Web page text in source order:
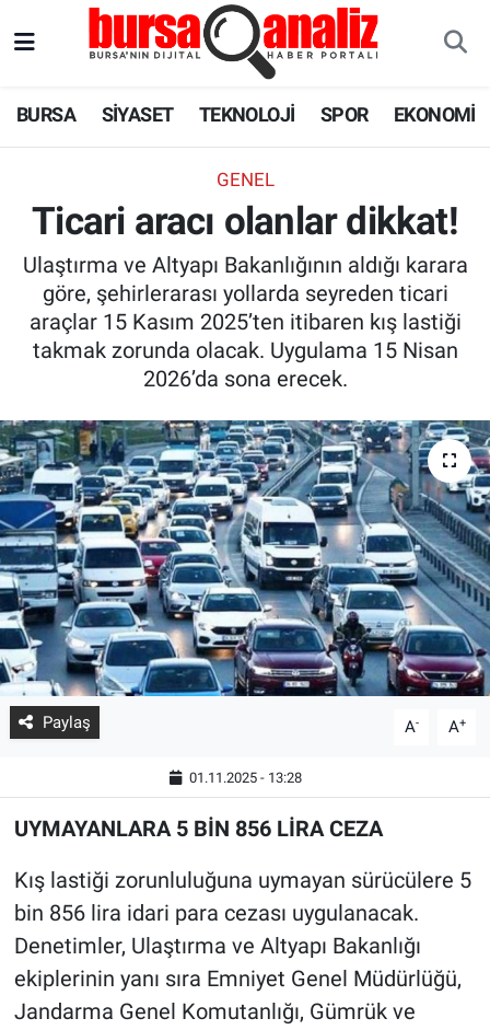
BURSA SİYASET TEKNOLOJİ SPOR EKONOMİ
GENEL
Ticari aracı olanlar dikkat!
Ulaştırma ve Altyapı Bakanlığının aldığı karara
göre, şehirlerarası yollarda seyreden ticari
araçlar 15 Kasım 2025’ten itibaren kış lastiği
takmak zorunda olacak. Uygulama 15 Nisan
2026’da sona erecek.
Paylaş A- A+
01.11.2025 - 13:28
UYMAYANLARA 5 BİN 856 LİRA CEZA
Kış lastiği zorunluluğuna uymayan sürücülere 5
bin 856 lira idari para cezası uygulanacak.
Denetimler, Ulaştırma ve Altyapı Bakanlığı
ekiplerinin yanı sıra Emniyet Genel Müdürlüğü,
Jandarma Genel Komutanlığı, Gümrük ve
EKONOMİ
SAĞLIK
ASTROLOJİ
BLOG
Süper Lig Puan Durumu ve Fikstür
Tüm Manşetler
Son Dakika Haberleri
Haber Arşivi